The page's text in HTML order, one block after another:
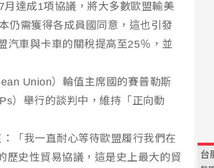
達成1項協議，將大多數歐盟輸美
仍需獲得各成員國同意，這也引發
汽車與卡車的關稅提高至25％，並
Union）輪值主席國的賽普勒斯
）舉行的談判中，維持「正向動
「我一直耐心等待歐盟履行我們在
歷史性貿易協議，這是史上最大的貿